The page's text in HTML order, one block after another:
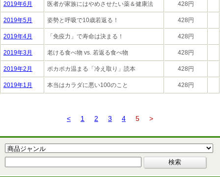
2019年6月 医者が家族にはやめさせたい薬＆健康法 428円
2019年5月 姿勢と呼吸で10歳若返る！ 428円
2019年4月 「免疫力」で寿命は決まる！ 428円
2019年3月 老ける食べ物 vs. 若返る食べ物 428円
2019年2月 ポカポカ温まる「冷え取り」読本 428円
2019年1月 本当はカラダに悪い100のこと 428円
< 1 2 3 4 5 >